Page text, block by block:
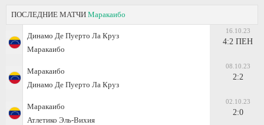
ПОСЛЕДНИЕ МАТЧИ Маракаибо
Динамо Де Пуерто Ла Круз
Маракаибо
16.10.23
4:2 ПЕН
Маракаибо
Динамо Де Пуерто Ла Круз
08.10.23
2:2
Маракаибо
Атлетико Эль-Вихия
02.10.23
2:0